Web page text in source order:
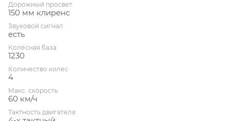
Дорожный просвет
150 мм клиренс
Звуковой сигнал
есть
Колесная база
1230
Количество колес
4
Макс. скорость
60 км/ч
Тактность двигателя